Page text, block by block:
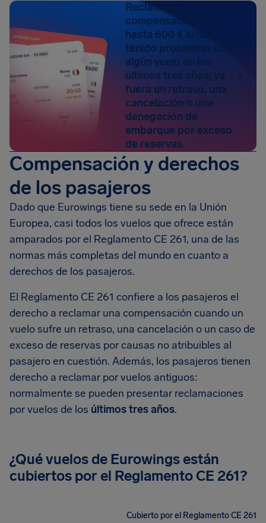
Reclama una
compensación de
hasta 600 € si has
tenido problemas con
algún vuelo en los
últimos tres años, ya
fuera un retraso, una
cancelación o una
denegación de
embarque por exceso
de reservas.
Compensación y derechos
de los pasajeros
Dado que Eurowings tiene su sede en la Unión
Europea, casi todos los vuelos que ofrece están
amparados por el Reglamento CE 261, una de las
normas más completas del mundo en cuanto a
derechos de los pasajeros.
El Reglamento CE 261 confiere a los pasajeros el
derecho a reclamar una compensación cuando un
vuelo sufre un retraso, una cancelación o un caso de
exceso de reservas por causas no atribuibles al
pasajero en cuestión. Además, los pasajeros tienen
derecho a reclamar por vuelos antiguos:
normalmente se pueden presentar reclamaciones
por vuelos de los últimos tres años.
¿Qué vuelos de Eurowings están
cubiertos por el Reglamento CE 261?
Cubierto por el Reglamento CE 261